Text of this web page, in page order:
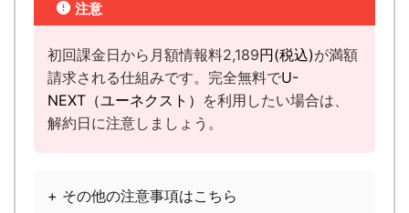
注意
初回課金日から月額情報料2,189円(税込)が満額
請求される仕組みです。完全無料でU-
NEXT（ユーネクスト） を利用したい場合は、
解約日に注意しましょう。
+ その他の注意事項はこちら